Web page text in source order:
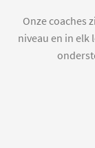
Onze coaches
niveau en in